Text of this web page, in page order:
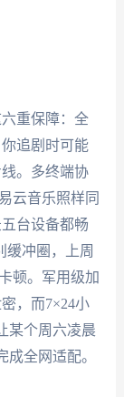
重保障：全
追剧时可能
。多终端协
云音乐照样同
台设备都畅
缓冲圈，上周
顿。军用级加
，而7×24小
某个周六凌晨
全网适配。